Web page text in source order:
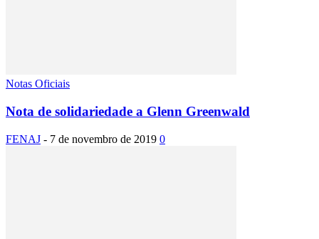
Notas Oficiais
Nota de solidariedade a Glenn Greenwald
FENAJ - 7 de novembro de 2019 0